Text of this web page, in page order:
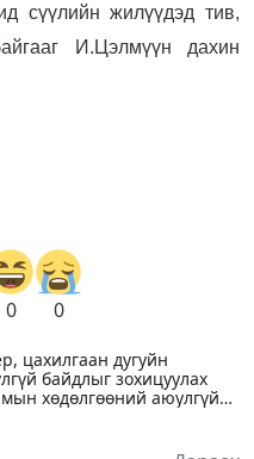
сүүлийн жилүүдэд тив,
И.Цэлмүүн дахин
0 0
цахилгаан дугуйн
байдлыг зохицуулах
хөдөлгөөний аюулгүй